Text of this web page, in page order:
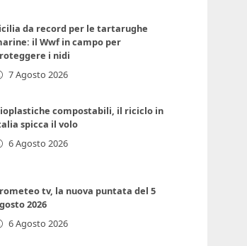
da record per le tartarughe
il Wwf in campo per
i nidi
7 Agosto 2026
compostabili, il riciclo in
spicca il volo
6 Agosto 2026
tv, la nuova puntata del 5
2026
6 Agosto 2026